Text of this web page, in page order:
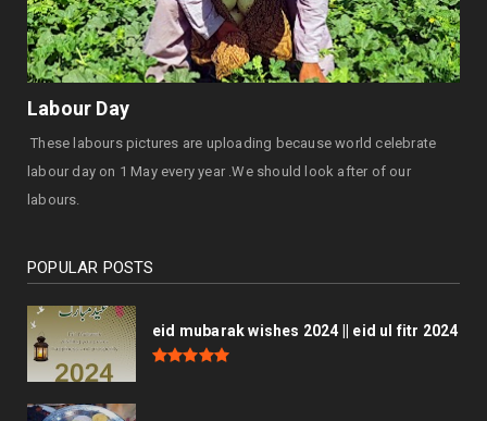
Labour Day
These labours pictures are uploading because world celebrate
labour day on 1 May every year .We should look after of our
labours.
POPULAR POSTS
eid mubarak wishes 2024 || eid ul fitr 2024